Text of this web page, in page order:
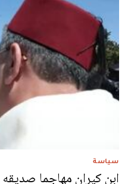
سياسة
ابن كيران مهاجما